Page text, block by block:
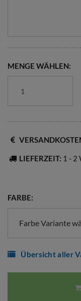
MENGE WÄHLEN:
LIEFERZEIT: 1 - 2
FARBE:
Farbe Variante
Übersicht aller